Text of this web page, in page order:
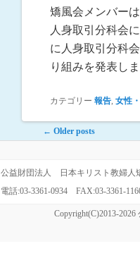
矯風会メンバー
人身取引分科会
に人身取引分科
り組みを発表し
カテゴリー 報告, 女性
Post navigation
← Older posts
公益財団法人 日本キリスト教婦
電話:03-3361-0934 FAX:03-
Copyright(C)2013-